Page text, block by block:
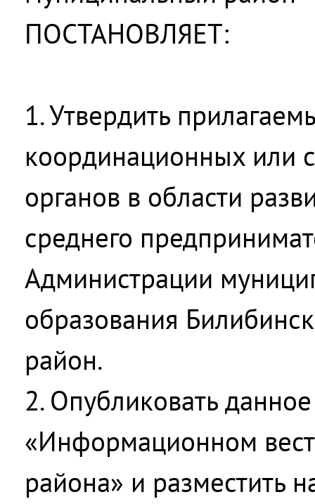
ПОСТАНОВЛЯЕТ:
1. Утвердить
координационных или
органов в области
среднего
Администрации
образования
район.
2. Опубликовать
«Информационном
района» и разместить